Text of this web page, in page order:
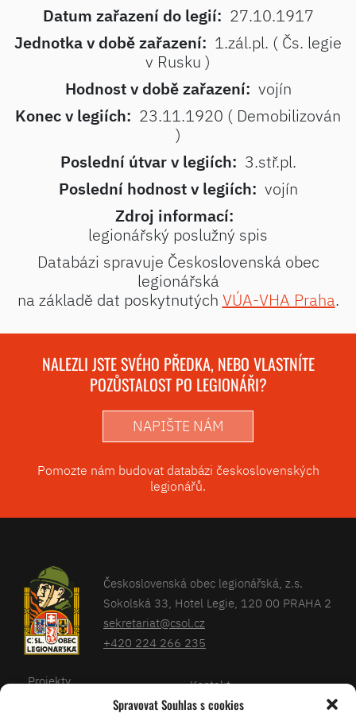
Spravovat Souhlas s cookies
Datum zařazení do legií: 27.10.1917
Jednotka v době zařazení: 1.zál.pl. ( Čs. legie
v Rusku )
Hodnost v době zařazení: vojín
Konec v legiích: 23.11.1920 ( Demobilizován
)
Poslední útvar v legiích: 3.stř.pl.
Poslední hodnost v legiích: vojín
Zdroj informací:
legionářský poslužný spis
Databázi spravuje Československá obec
legionářská
na základě dat poskytnutých VÚA-VHA Praha.
NALEZLI JSTE SVÉHO PŘEDKA, NEBO VLASTNÍTE
POZŮSTALOST PO LEGIONÁŘI?
NAPIŠTE NÁM
Pomozte nám budovat databázi československých
legionářů.
Československá obec legionářská, z.s.
Sokolská 33, Hotel Legie, 120 00 PRAHA 2
sekretariat@csol.cz
+420 224 266 235
Projekty
Kontakt
Databáze legionářů